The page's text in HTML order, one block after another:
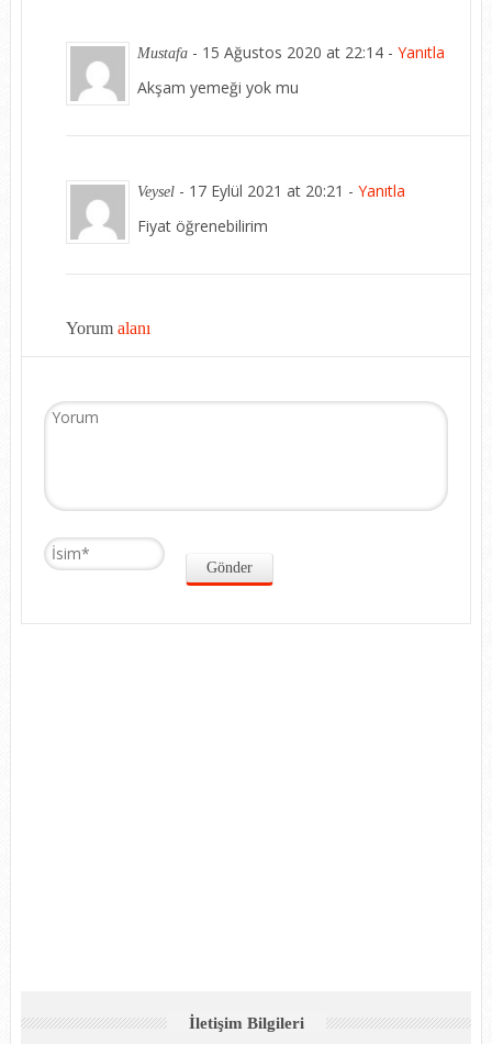
Mustafa- 15 Ağustos 2020 at 22:14 - Yanıtla
Akşam yemeği yok mu
Veysel- 17 Eylül 2021 at 20:21 - Yanıtla
Fiyat öğrenebilirim
Yorum alanı
İletişim Bilgileri